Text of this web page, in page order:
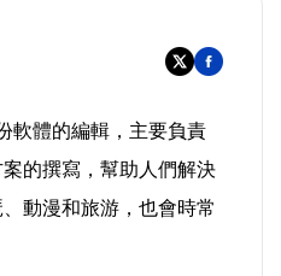
軟體的編輯，主要負責
的撰寫，幫助人們解決
動漫和旅游，也會時常